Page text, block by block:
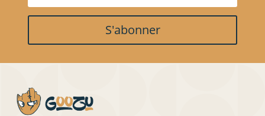
S'abonner